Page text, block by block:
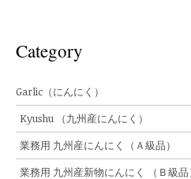
Category
Garlic（にんにく）
Kyushu （九州産にんにく）
業務用 九州産にんにく（Ａ級品）
業務用 九州産新物にんにく （Ｂ級品